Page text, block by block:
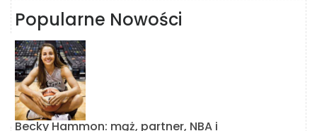
Popularne Nowości
Becky Hammon: mąż, partner, NBA i